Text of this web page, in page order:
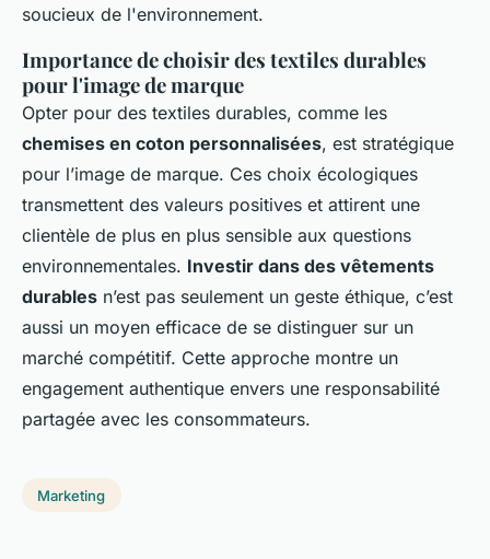
soucieux de l'environnement.
Importance de choisir des textiles durables
pour l'image de marque
Opter pour des textiles durables, comme les
chemises en coton personnalisées, est stratégique
pour l’image de marque. Ces choix écologiques
transmettent des valeurs positives et attirent une
clientèle de plus en plus sensible aux questions
environnementales. Investir dans des vêtements
durables n’est pas seulement un geste éthique, c’est
aussi un moyen efficace de se distinguer sur un
marché compétitif. Cette approche montre un
engagement authentique envers une responsabilité
partagée avec les consommateurs.
Marketing